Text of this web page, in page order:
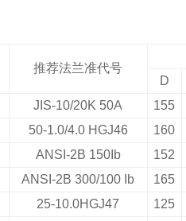
推荐法兰准代号
D
JIS-10/20K 50A 155
50-1.0/4.0 HGJ46 160
ANSI-2B 150Ib 152
ANSI-2B 300/100 Ib 165
25-10.0HGJ47 125